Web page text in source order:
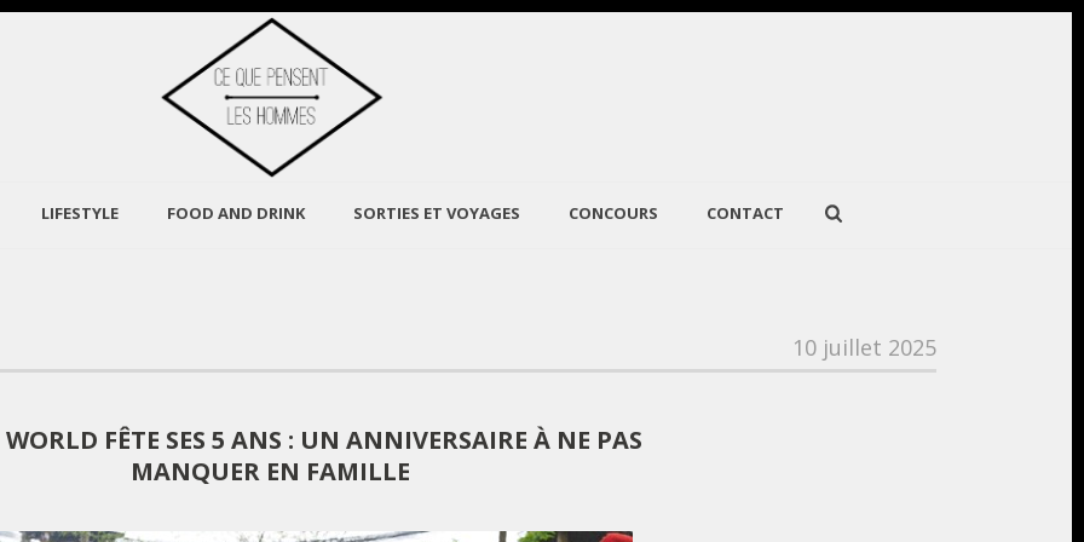
LIFESTYLE FOOD AND DRINK SORTIES ET VOYAGES CONCOURS CONTACT
10 juillet 2025
FÊTE SES 5 ANS : UN ANNIVERSAIRE À NE PAS
MANQUER EN FAMILLE